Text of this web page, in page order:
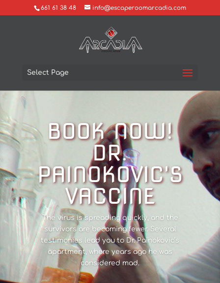
661 61 38 48 info@escaperoomarcadia.com
Select Page
BOOK NOW!
DR.
PAINOKOVIC'S
VACCINE
The virus is spreading quickly, and the
survivors are becoming fewer. Several
testimonies lead you to Dr. Painokovic’s
apartment, where years ago he was
considered mad.